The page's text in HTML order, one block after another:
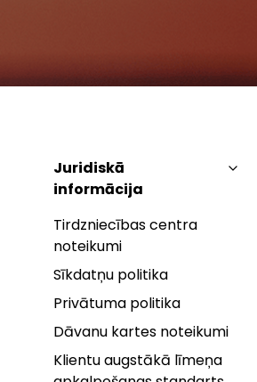
Juridiskā
informācija
Tirdzniecības centra
noteikumi
Sīkdatņu politika
Privātuma politika
Dāvanu kartes noteikumi
Klientu augstākā līmeņa